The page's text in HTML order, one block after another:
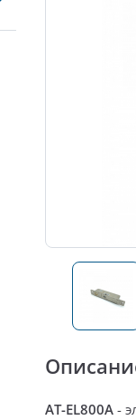
AT-EL800А -